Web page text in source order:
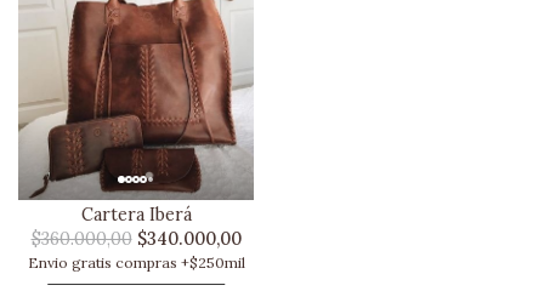
Cartera Iberá
$360.000,00$340.000,00
Envio gratis compras +$250mil